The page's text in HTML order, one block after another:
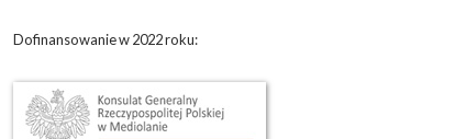
Dofinansowanie w 2022 roku: